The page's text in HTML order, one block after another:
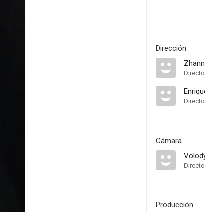
Dirección
Cámara
Producción